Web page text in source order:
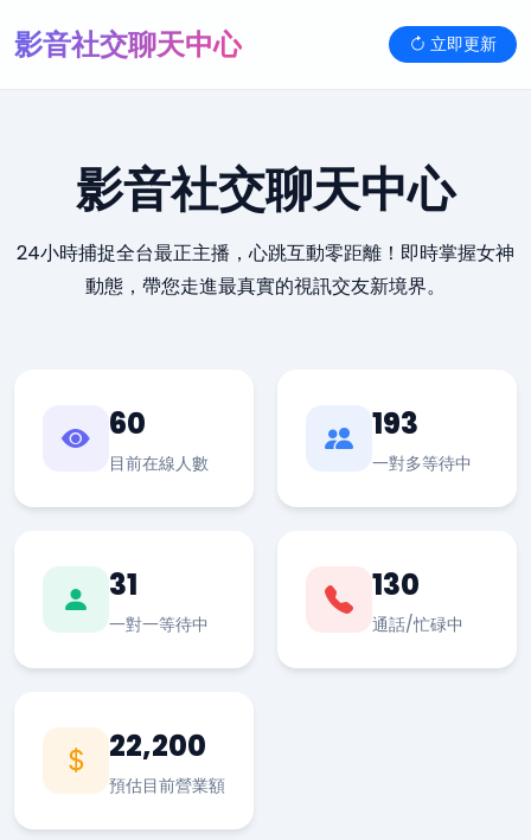
影音社交聊天中心 立即更新
影音社交聊天中心
24小時捕捉全台最正主播，心跳互動零距離！即時掌握女神
動態，帶您走進最真實的視訊交友新境界。
60
目前在線人數
193
一對多等待中
31
一對一等待中
130
通話/忙碌中
22,200
預估目前營業額